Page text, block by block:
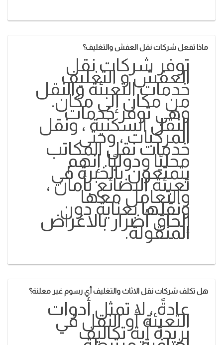
ماذا تفعل شركات نقل العفش والتغليف؟
توفر شركات نقل
العفش و التغليف
خدمات التعبئة والنقل
من مكان إلى مكان.
وهي توفر خدمات
النقل السكنية ، ونقل
المركبات ، وحتى
خدمات نقل المكاتب
محليًا ودوليًا. إنهم
يتمتعون بالخبرة في
تعبئة البضائع بأمان ،
والتعامل معها
ونقلها بعناية دون
إلحاق أضرار بالاغراض
المنقولة.
هل تكلف شركات نقل الاثاث والتغليف أي رسوم غير معلنة؟
عادةً ، لا تمثل أدوات
التعبئة أو النقل في
بريدة أية تكاليف